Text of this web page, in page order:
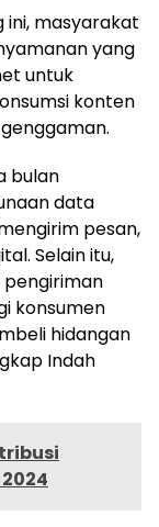
ini, masyarakat
yang
untuk
konten
bulan
data
pesan,
Selain itu,
pengiriman
konsumen
hidangan
Indah